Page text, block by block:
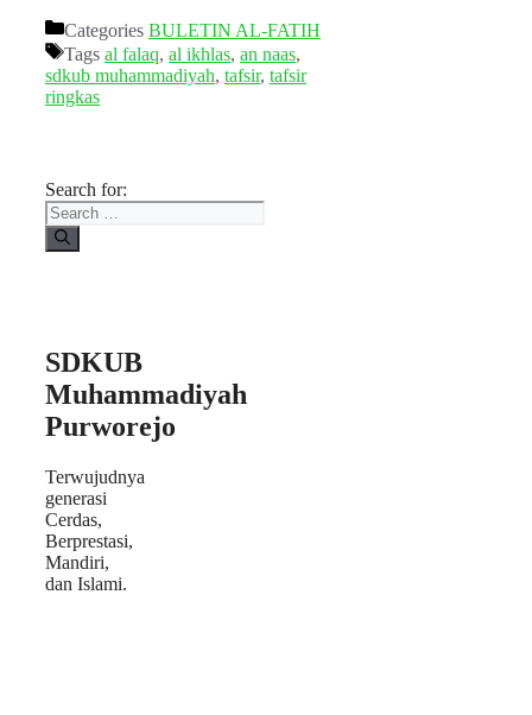
Categories BULETIN AL-FATIH
Tags al falaq, al ikhlas, an naas,
sdkub muhammadiyah, tafsir, tafsir
ringkas
Search for:
SDKUB
Muhammadiyah
Purworejo
Terwujudnya
generasi
Cerdas,
Berprestasi,
Mandiri,
dan Islami.